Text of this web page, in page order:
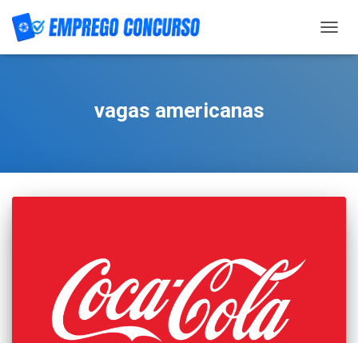
vagas americanas